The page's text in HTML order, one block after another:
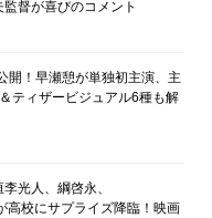
督が喜びのコメント
開！早瀬憩が単独初主演、主
ティザービジュアル6種も解
光人、綱啓永、
高校にサプライズ降臨！映画